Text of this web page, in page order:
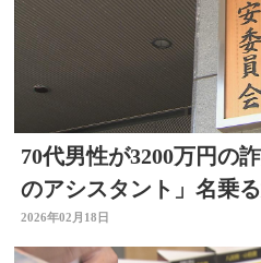
70代男性が3200万円の
のアシスタント」名乗
分
2026年02月18日